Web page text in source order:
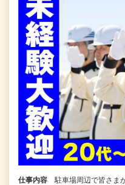
仕事内容
駐車場周辺で皆さま